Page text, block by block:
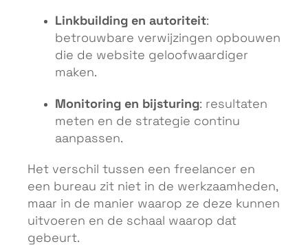
Linkbuilding en autoriteit:
betrouwbare verwijzingen opbouwen
die de website geloofwaardiger
maken.
Monitoring en bijsturing: resultaten
meten en de strategie continu
aanpassen.
Het verschil tussen een freelancer en
een bureau zit niet in de werkzaamheden,
maar in de manier waarop ze deze kunnen
uitvoeren en de schaal waarop dat
gebeurt.